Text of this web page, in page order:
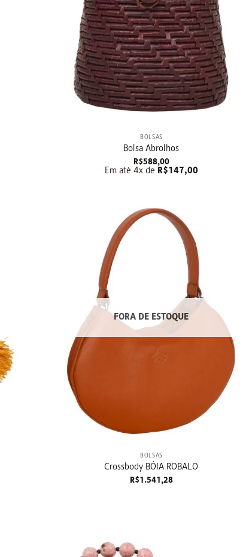
BOLSAS
Bolsa Abrolhos
R$588,00
Em até 4x de R$147,00
FORA DE ESTOQUE
BOLSAS
Crossbody BÓIA ROBALO
R$1.541,28